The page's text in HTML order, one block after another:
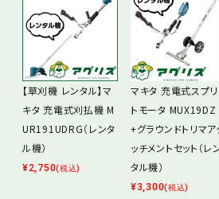
【草刈機 レンタル】マ
キタ 充電式刈払機 M
UR191UDRG（レンタ
ル機）
¥2,750(税込)
マキタ 充電式スプリ
トモータ MUX19DZ
+グラウンドトリマア
ッチメントセット（レ
タル機）
¥3,300(税込)